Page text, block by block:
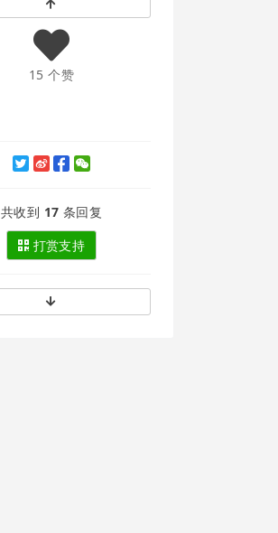
15 个赞
共收到 17 条回复
打赏支持